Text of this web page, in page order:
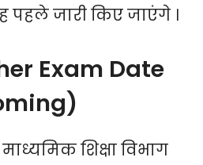
पहले जारी किए जाएंगे ।
Exam Date
शिक्षा विभाग